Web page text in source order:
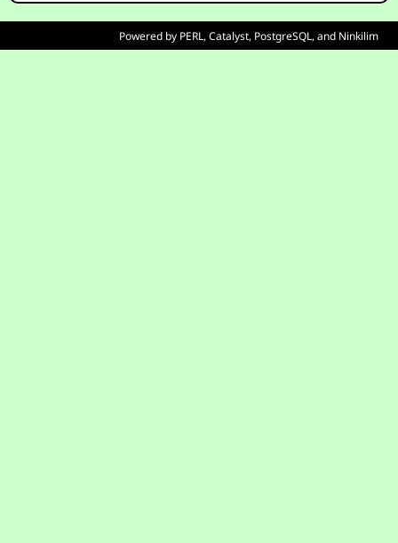
Powered by PERL,Catalyst, PostgreSQL, and Ninkilim